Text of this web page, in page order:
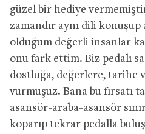
güzel bir hediye
zamandır aynı dili
olduğum değerli insanlar
onu fark ettim. Biz pedalı
dostluğa, değerlere, tarihe
vurmuşuz. Bana bu fırsatı
asansör-araba-asansör
koparıp tekrar pedalla